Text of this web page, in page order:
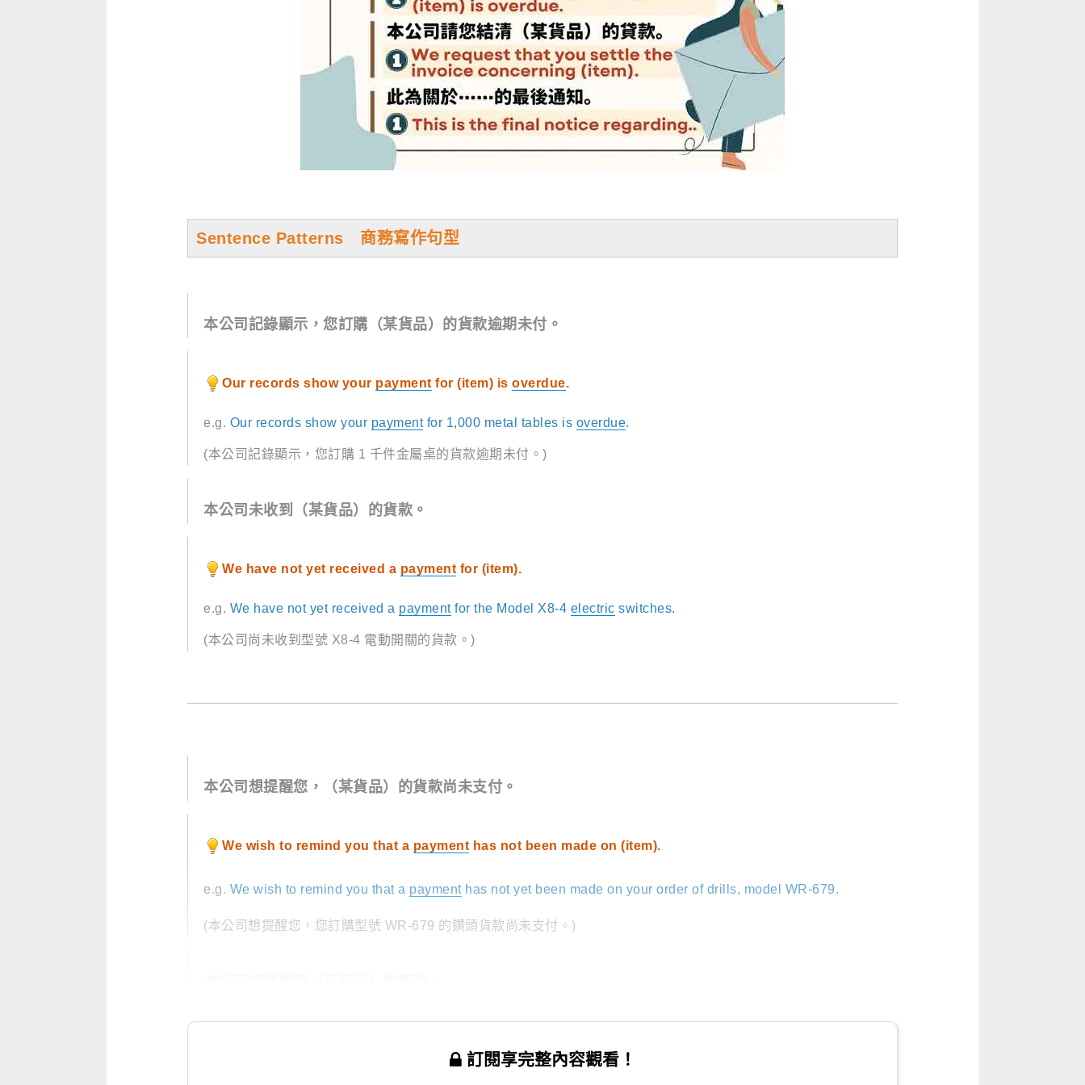
Sentence Patterns 商務寫作句型
本公司記錄顯示，您訂購（某貨品）的貨款逾期未付。
Our records show your payment for (item) is overdue.
e.g. Our records show your paymentfor 1,000 metal tables is overdue.
(本公司記錄顯示，您訂購 1 千件金屬桌的貨款逾期未付。)
本公司未收到（某貨品）的貨款。
We have not yet received a payment for (item).
e.g. We have not yet received a paymentfor the Model X8-4 electric switches.
(本公司尚未收到型號 X8-4 電動開關的貨款。)
本公司想提醒您，（某貨品）的貨款尚未支付。
We wish to remind you that a payment has not been made on (item).
e.g. We wish to remind you that a paymenthas not yet been made on your order of drills, model WR-679.
(本公司想提醒您，您訂購型號 WR-679 的鑽頭貨款尚未支付。)
訂閱享完整內容觀看！